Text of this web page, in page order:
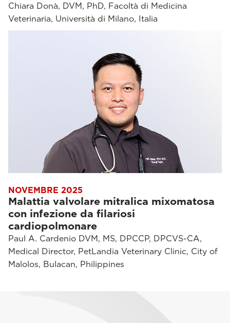
Chiara Donà, DVM, PhD, Facoltà di Medicina
Veterinaria, Università di Milano, Italia
NOVEMBRE 2025
Malattia valvolare mitralica mixomatosa
con infezione da filariosi
cardiopolmonare
Paul A. Cardenio DVM, MS, DPCCP, DPCVS-CA,
Medical Director, PetLandia Veterinary Clinic, City of
Malolos, Bulacan, Philippines